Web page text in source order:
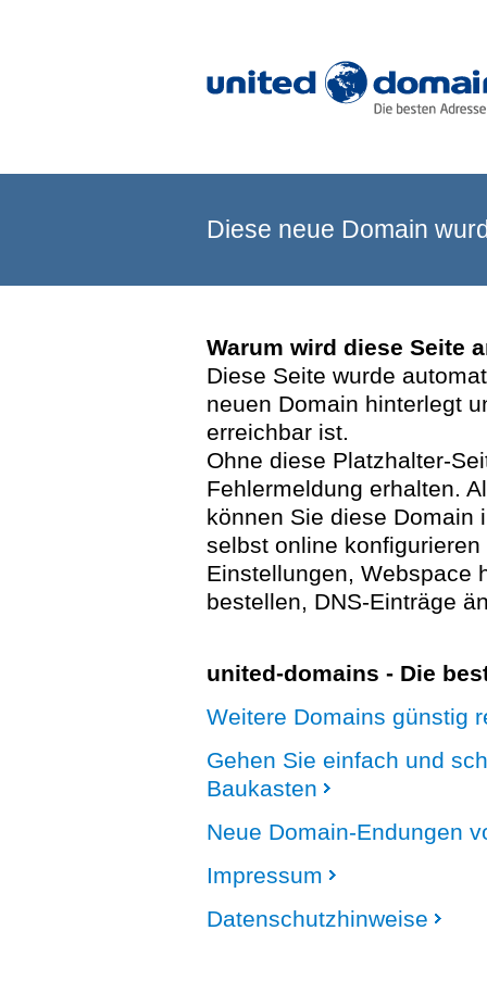
Diese neue Domain
Warum wird diese Seite
Diese Seite wurde
neuen Domain hinterlegt
erreichbar ist.
Ohne diese Platzhalter-
Fehlermeldung erhalten.
können Sie diese Domain
selbst online
Einstellungen, Webspace
bestellen, DNS-Einträge
united-domains - Die
Weitere Domains günstig
Gehen Sie einfach und
Baukasten
Neue Domain-Endungen
Impressum
Datenschutzhinweise